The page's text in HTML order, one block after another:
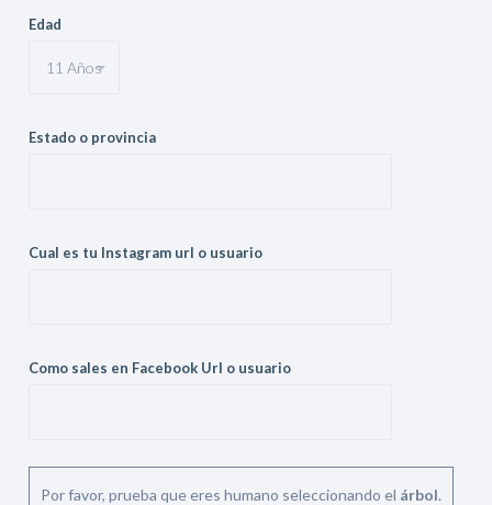
Edad
Estado o provincia
Cual es tu Instagram url o usuario
Como sales en Facebook Url o usuario
Por favor, prueba que eres humano seleccionando el árbol.